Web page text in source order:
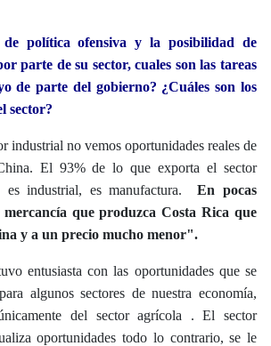
de política ofensiva y la posibilidad de
parte de su sector, cuales son las tareas
de parte del gobierno? ¿Cuáles son los
sector?
industrial no vemos oportunidades reales de
El 93% de lo que exporta el sector
es industrial, es manufactura.En pocas
que produzca Costa Rica que
y a un precio mucho menor".
entusiasta con las oportunidades que se
algunos sectores de nuestra economía,
del sector agrícola . El sector
oportunidades todo lo contrario, se le